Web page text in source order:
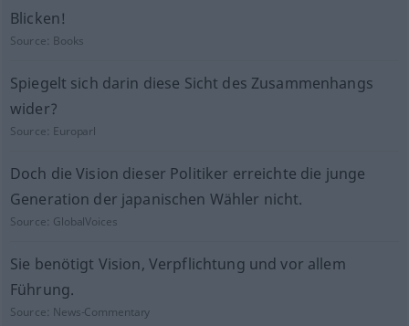
Blicken!
Source: Books
Spiegelt sich darin diese Sicht des Zusammenhangs
wider?
Source: Europarl
Doch die Vision dieser Politiker erreichte die junge
Generation der japanischen Wähler nicht.
Source: GlobalVoices
Sie benötigt Vision, Verpflichtung und vor allem
Führung.
Source: News-Commentary